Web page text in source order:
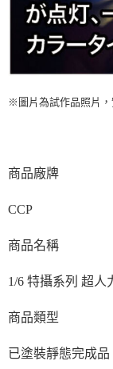
※圖片為試作品照片
商品廠牌
CCP
商品名稱
1/6 特攝系列 超
商品類型
已塗裝靜態完成品